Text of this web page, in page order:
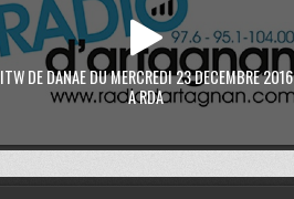
ITW DE DANAE DU MERCREDI 23 DECEMBRE 2016
A RDA